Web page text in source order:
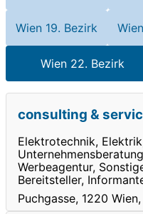
Wien 19. Bezirk
Wien 22. Bezirk
consulting &
Elektrotechnik,
Werbeagentur,
Bereitsteller,
Puchgasse, 1220